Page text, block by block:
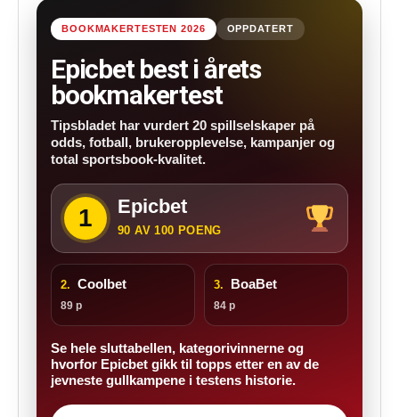
BOOKMAKERTESTEN 2026 OPPDATERT
Epicbet best i årets
bookmakertest
Tipsbladet har vurdert 20 spillselskaper på
odds, fotball, brukeropplevelse, kampanjer og
total sportsbook-kvalitet.
1 Epicbet
90 AV 100 POENG
2. Coolbet
89 p
3. BoaBet
84 p
Se hele sluttabellen, kategorivinnerne og
hvorfor Epicbet gikk til topps etter en av de
jevneste gullkampene i testens historie.